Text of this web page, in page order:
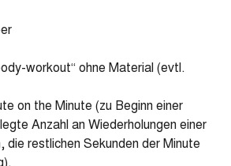
workout“ ohne Material (evtl.
on the Minute (zu Beginn einer
Anzahl an Wiederholungen einer
die restlichen Sekunden der Minute